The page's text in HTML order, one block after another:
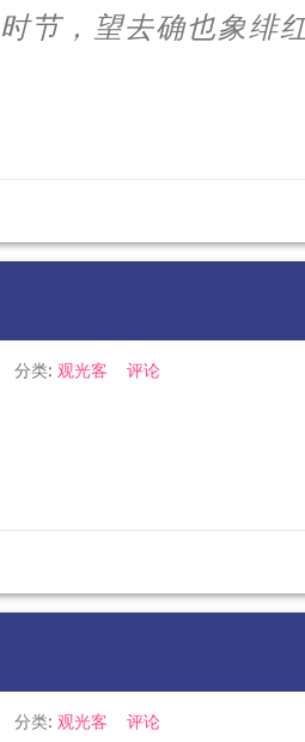
节，望去确也象绯
分类: 观光客 评论
分类: 观光客 评论